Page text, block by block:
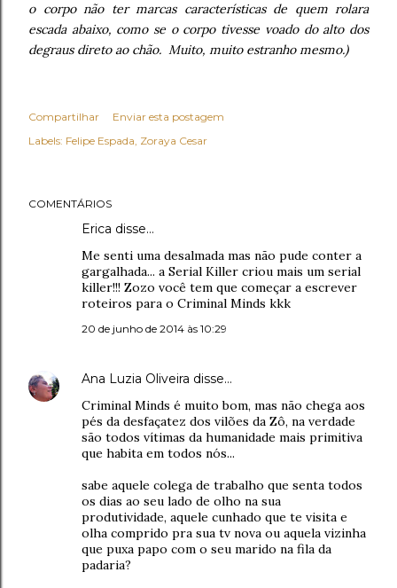
o corpo não ter marcas características de quem rolara
escada abaixo, como se o corpo tivesse voado do alto dos
degraus direto ao chão. Muito, muito estranho mesmo.)
Compartilhar
Enviar esta postagem
Labels: Felipe Espada Zoraya Cesar
COMENTÁRIOS
Erica disse…
Me senti uma desalmada mas não pude conter a
gargalhada... a Serial Killer criou mais um serial
killer!!! Zozo você tem que começar a escrever
roteiros para o Criminal Minds kkk
20 de junho de 2014 às 10:29
Ana Luzia Oliveira disse…
Criminal Minds é muito bom, mas não chega aos
pés da desfaçatez dos vilões da Zô, na verdade
são todos vítimas da humanidade mais primitiva
que habita em todos nós...
sabe aquele colega de trabalho que senta todos
os dias ao seu lado de olho na sua
produtividade, aquele cunhado que te visita e
olha comprido pra sua tv nova ou aquela vizinha
que puxa papo com o seu marido na fila da
padaria?